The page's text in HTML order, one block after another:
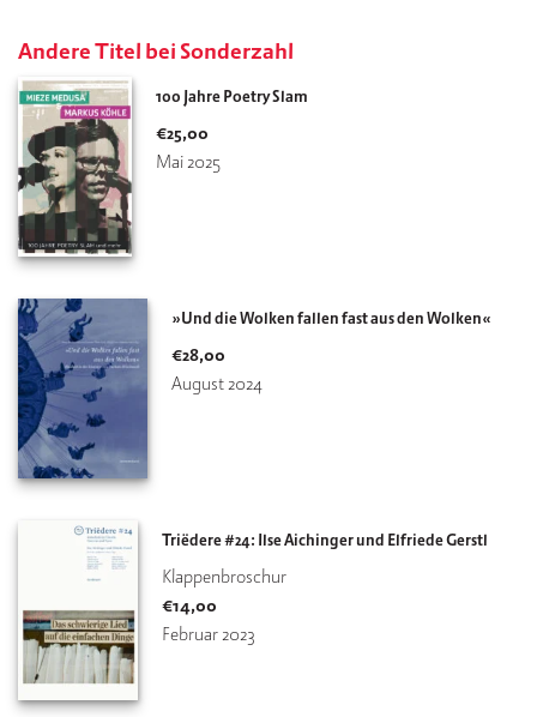
Andere Titel bei Sonderzahl
100 Jahre Poetry Slam
€25,00
Mai 2025
»Und die Wolken fallen fast aus den Wolken«
€28,00
August 2024
Triëdere #24: Ilse Aichinger und Elfriede Gerstl
Klappenbroschur
€14,00
Februar 2023